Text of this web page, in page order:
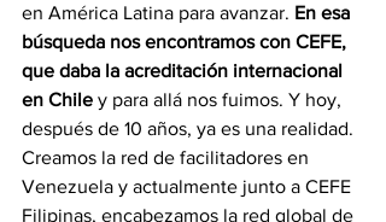
en América Latina para avanzar. En esa
búsqueda nos encontramos con CEFE,
que daba la acreditación internacional
en Chile y para allá nos fuimos. Y hoy,
después de 10 años, ya es una realidad.
Creamos la red de facilitadores en
Venezuela y actualmente junto a CEFE
Filipinas, encabezamos la red global de